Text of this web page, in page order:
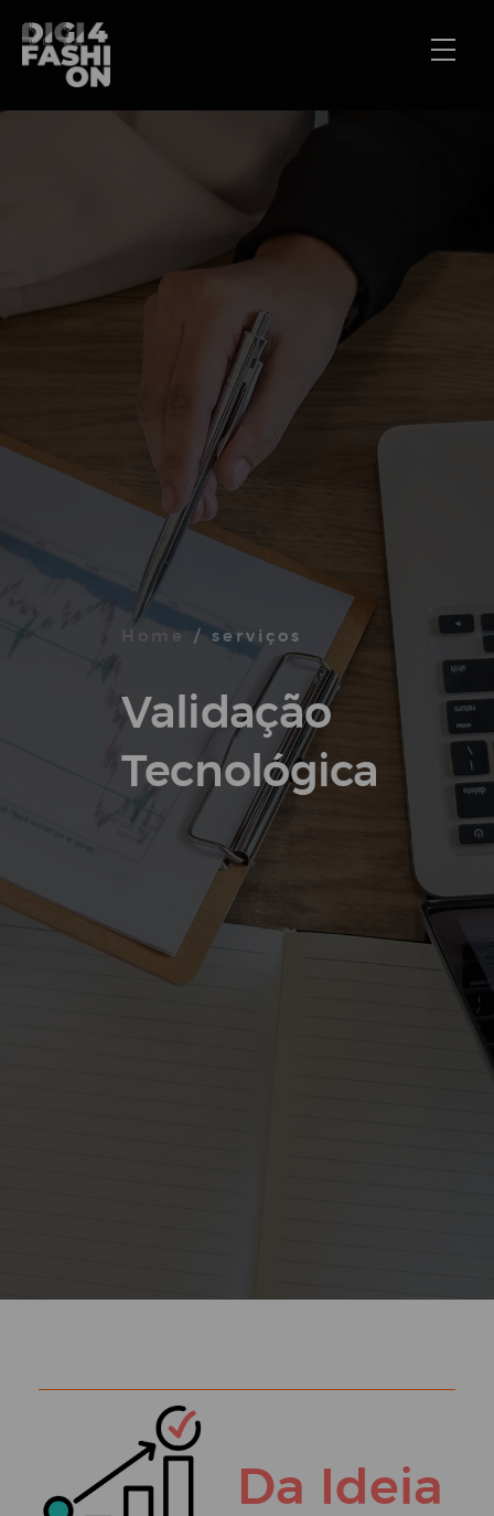
Home / serviços
Validação
Tecnológica
Da Ideia